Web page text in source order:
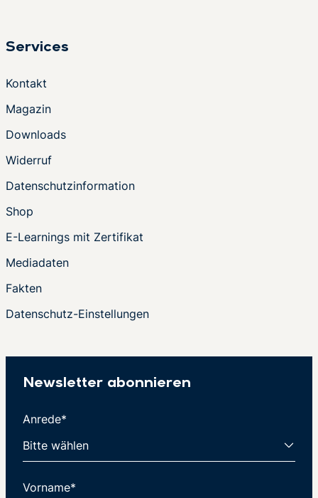
Services
Kontakt
Magazin
Downloads
Widerruf
Datenschutzinformation
Shop
E-Learnings mit Zertifikat
Mediadaten
Fakten
Datenschutz-Einstellungen
Newsletter abonnieren
Anrede*
Vorname*